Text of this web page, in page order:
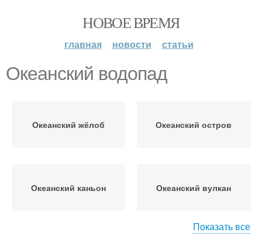
НОВОЕ ВРЕМЯ
главная новости статьи
Океанский водопад
Океанский жёлоб Океанский остров
Океанский каньон Океанский вулкан
Показать все